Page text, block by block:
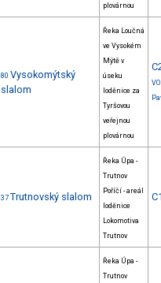
plovárnou
80 Vysokomýtský
slalom
Řeka Loučná
ve Vysokém
Mýtě v
úseku
loděnice za
Tyršovou
veřejnou
plovárnou
37 Trutnovský slalom
Řeka Úpa -
Trutnov
Poříčí - areál
loděnice
Lokomotiva
Trutnov
Řeka Úpa -
Trutnov